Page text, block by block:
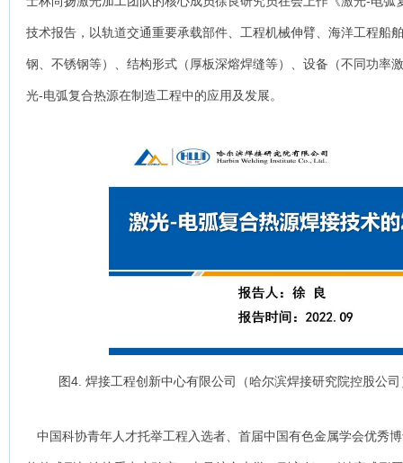
技术报告，以轨道交通重要承载部件、工程机械伸臂、海洋工程船
钢、不锈钢等）、结构形式（厚板深熔焊缝等）、设备（不同功率
光-电弧复合热源在制造工程中的应用及发展。
图4. 焊接工程创新中心有限公司（哈尔滨焊接研究院控股公
中国科协青年人才托举工程入选者、首届中国有色金属学会优秀